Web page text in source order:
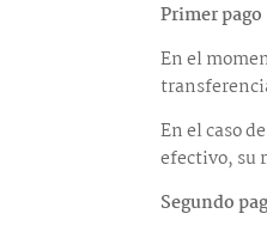
Primer pago
En el
En el caso
efectivo, su
Segundo